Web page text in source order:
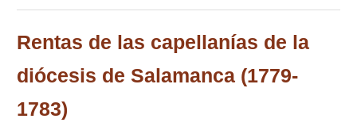
Rentas de las capellanías de la
diócesis de Salamanca (1779-
1783)